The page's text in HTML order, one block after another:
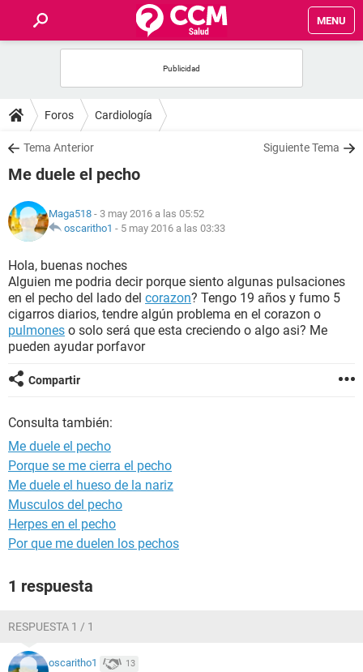
MENU
FOROS
SALUD
NUTRICIÓN
BIENESTAR
SEXUALIDAD
GLOSARIO
Foros Cardiología
Tema Anterior Siguiente Tema
Me duele el pecho
Maga518 - 3 may 2016 a las 05:52
oscaritho1 - 5 may 2016 a las 03:33
Hola, buenas noches
Alguien me podria decir porque siento algunas pulsaciones
en el pecho del lado del corazon? Tengo 19 años y fumo 5
cigarros diarios, tendre algún problema en el corazon o
pulmones o solo será que esta creciendo o algo asi? Me
pueden ayudar porfavor
Compartir
Consulta también:
Me duele el pecho
Porque se me cierra el pecho
Me duele el hueso de la nariz
Musculos del pecho
Herpes en el pecho
Por que me duelen los pechos
1 respuesta
RESPUESTA 1 / 1
oscaritho1 13